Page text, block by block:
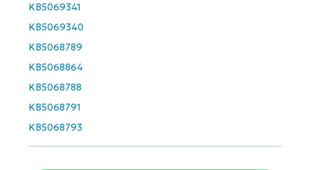
KB5069341
KB5069340
KB5068789
KB5068864
KB5068788
KB5068791
KB5068793